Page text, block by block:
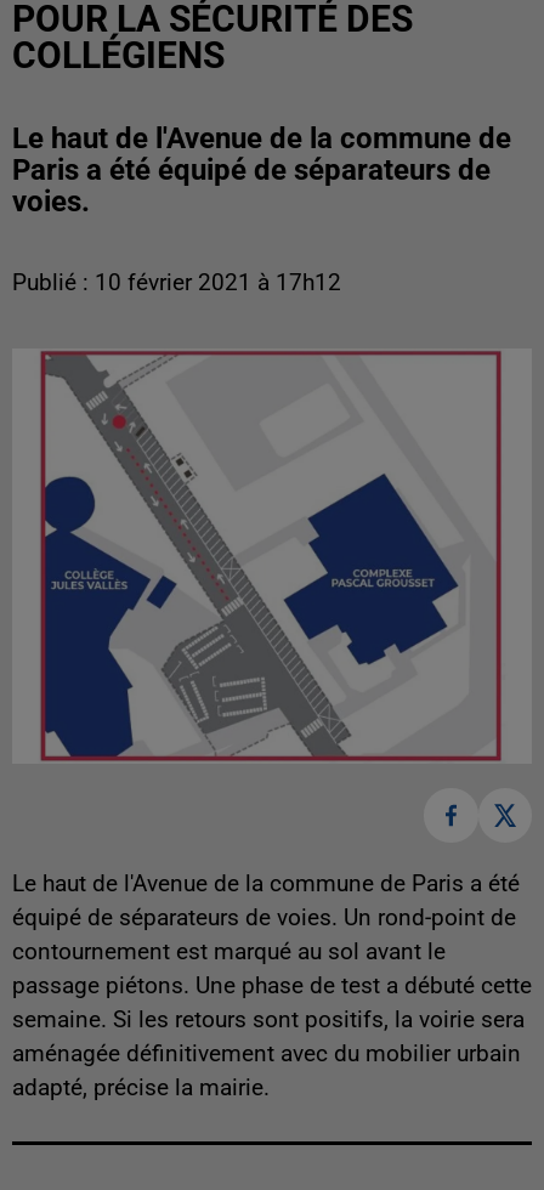
POUR LA SÉCURITÉ DES
COLLÉGIENS
Le haut de l'Avenue de la commune de
Paris a été équipé de séparateurs de
voies.
Publié : 10 février 2021 à 17h12
Le haut de l'Avenue de la commune de Paris a été
équipé de séparateurs de voies. Un rond-point de
contournement est marqué au sol avant le
passage piétons. Une phase de test a débuté cette
semaine. Si les retours sont positifs, la voirie sera
aménagée définitivement avec du mobilier urbain
adapté, précise la mairie.